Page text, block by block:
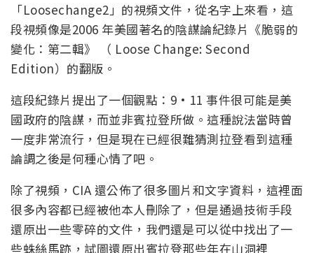
「Loosechange2」的視頻文件，從名字上來看，這
段視頻像是2006 年美國著名的陰謀論紀錄片《脆弱的
變化：第二輯》 （ Loose Change: Second
Edition）的翻版。
這段紀錄片提出了一個觀點：9·11 事件很可能是美
國政府的陰謀，而並非賓拉登所做。這種說法當時曾
一度非常流行，但是現在已經很難猜測拉登看到這種
論調之後是何種心情了吧。
除了視頻，CIA 還公佈了很多圖片和文字資料，這裡面
很多內容都已經被他本人刪除了，但是通過技術手段
還原出一些零碎的文件，我們還是可以從中找出了一
些蛛絲馬跡，試圖還原出賓拉登那些年在山洞裡